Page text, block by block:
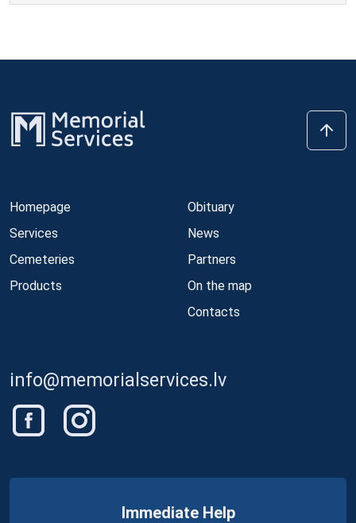
Homepage
Services
Cemeteries
Products
Obituary
News
Partners
On the map
Contacts
info@memorialservices.lv
Immediate Help